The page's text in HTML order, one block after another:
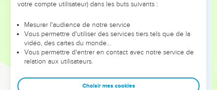
leur foi ou leur vision. Mais on voit moins les doutes, les erreurs
et les saisons difficiles qu'ils ont traversés, alors même que ce
sont elles qui les ont façonnés.
Dans cette conférence, leaders, entrepreneurs, et responsables
clés pour avancer avec plus de sagesse afin que leurs erreurs
votre compte utilisateur) dans les buts suivants :
Mesurer l'audience de notre service
Vous permettre d'utiliser des services tiers tels que de la
vidéo, des cartes du monde…
Vous permettre d'entrer en contact avec notre service de
relation aux utilisateurs.
Choisir mes cookies